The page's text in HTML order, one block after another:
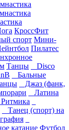
КроссФит
спорт Мини-
Пилатес
Танцы
Disco
Бальные
Джаз (фанк,
Латина
Танец (спорт) на
катание Футбол